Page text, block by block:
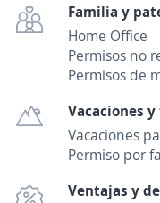
Familia y
Home Office
Permisos no
Permisos de
Vacaciones
Vacaciones
Permiso por
Ventajas y